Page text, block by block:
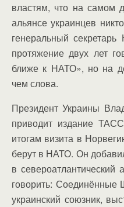
властям, что на самом
альянсе украинцев
генеральный
протяжение двух лет
ближе к НАТО», но на
чем слова.
Президент Украины
приводит издание
итогам визита в
берут в НАТО. Он
в
говорить: Соединённые
украинский союзник,